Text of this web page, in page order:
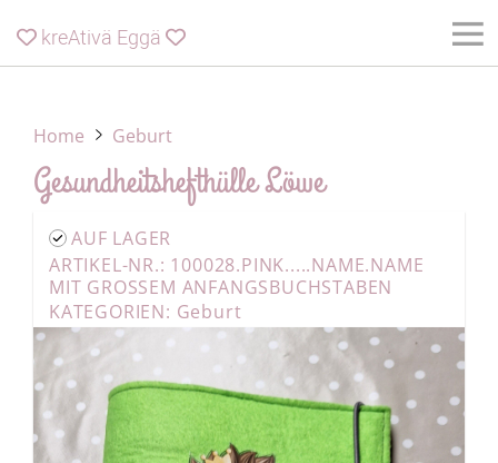
 kreAtivä Eggä 
Home Geburt
Gesundheitshefthülle Löwe
AUF LAGER
ARTIKEL-NR.: 100028.PINK.....NAME.NAME
MIT GROSSEM ANFANGSBUCHSTABEN
KATEGORIEN: Geburt